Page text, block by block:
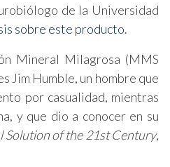
de la Universidad
sobre este producto.
Mineral Milagrosa (MMS
Jim Humble, un hombre que
por casualidad, mientras
y que dio a conocer en su
Solution of the 21st Century,